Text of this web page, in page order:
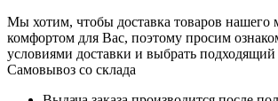
Мы хотим, чтобы доставка товаров нашего
комфортом для Вас, поэтому просим
условиями доставки и выбрать подходящий
Самовывоз со склада